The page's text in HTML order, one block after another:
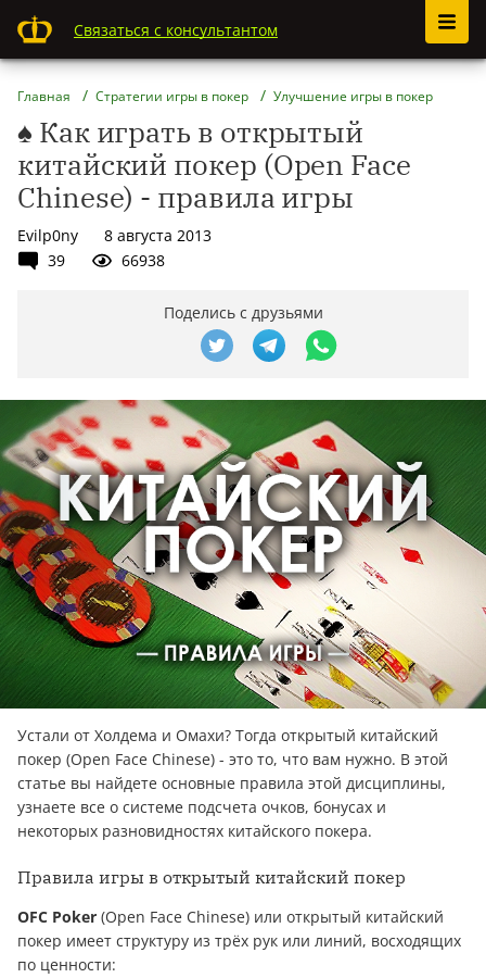
Связаться с консультантом
Главная Стратегии игры в покер Улучшение игры в покер
♠ Как играть в открытый
китайский покер (Open Face
Chinese) - правила игры
Evilp0ny
8 августа 2013
39
66938
Поделись с друзьями
Устали от Холдема и Омахи? Тогда открытый китайский
покер (Open Face Chinese) - это то, что вам нужно. В этой
статье вы найдете основные правила этой дисциплины,
узнаете все о системе подсчета очков, бонусах и
некоторых разновидностях китайского покера.
Правила игры в открытый китайский покер
OFC Poker (Open Face Chinese) или открытый китайский
покер имеет структуру из трёх рук или линий, восходящих
по ценности: